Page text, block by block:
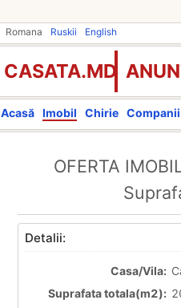
Romana Ruskii English
CASATA.MD
Acasă Imobil Chirie Companii
OFERTA
Detalii:
Casa/Vila:
Suprafata totala(m2):